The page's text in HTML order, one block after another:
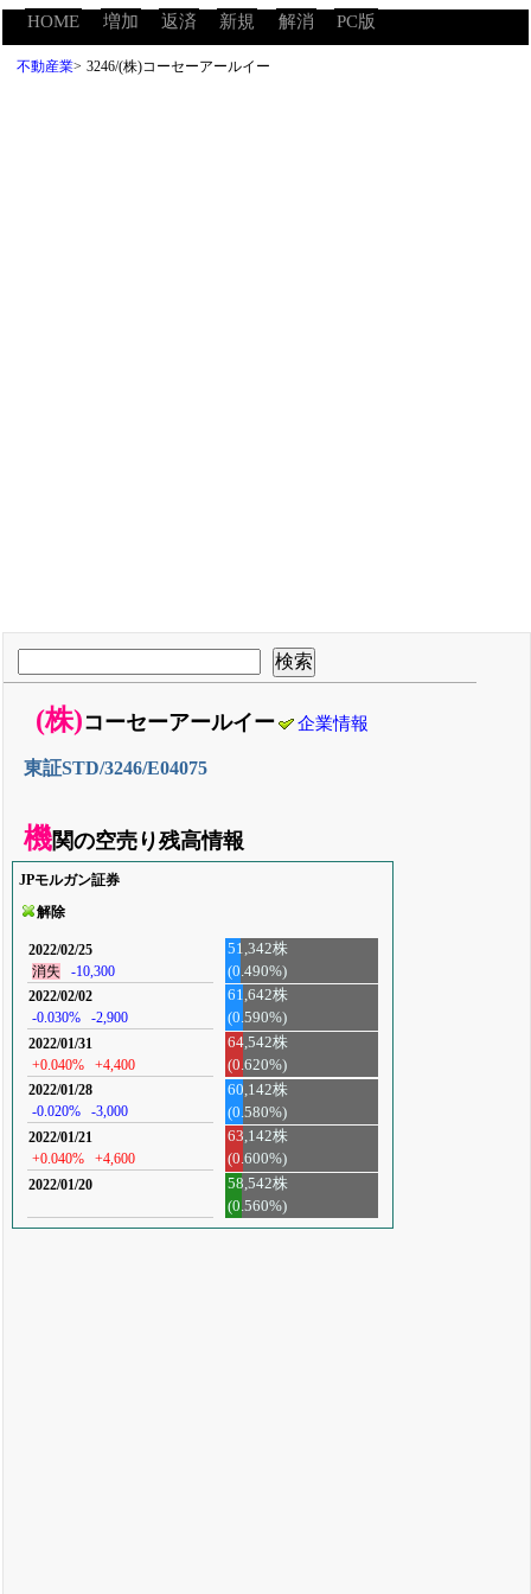
HOME 増加 返済 新規 解消 PC版
不動産業> 3246/(株)コーセーアールイー
(株)コーセーアールイー 企業情報
東証STD/3246/E04075
機関の空売り残高情報
JPモルガン証券
解除
2022/02/25
消失
-10,300
51,342株
(0.490%)
2022/02/02
-0.030%
-2,900
61,642株
(0.590%)
2022/01/31
+0.040%
+4,400
64,542株
(0.620%)
2022/01/28
-0.020%
-3,000
60,142株
(0.580%)
2022/01/21
+0.040%
+4,600
63,142株
(0.600%)
2022/01/20
58,542株
(0.560%)